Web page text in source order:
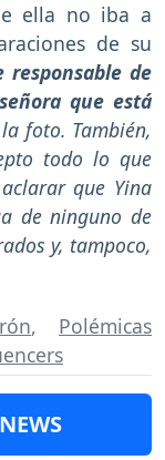
ella no iba a
de su
responsable de
que está
foto. También,
todo lo que
que Yina
de ninguno de
y, tampoco,
, Polémicas